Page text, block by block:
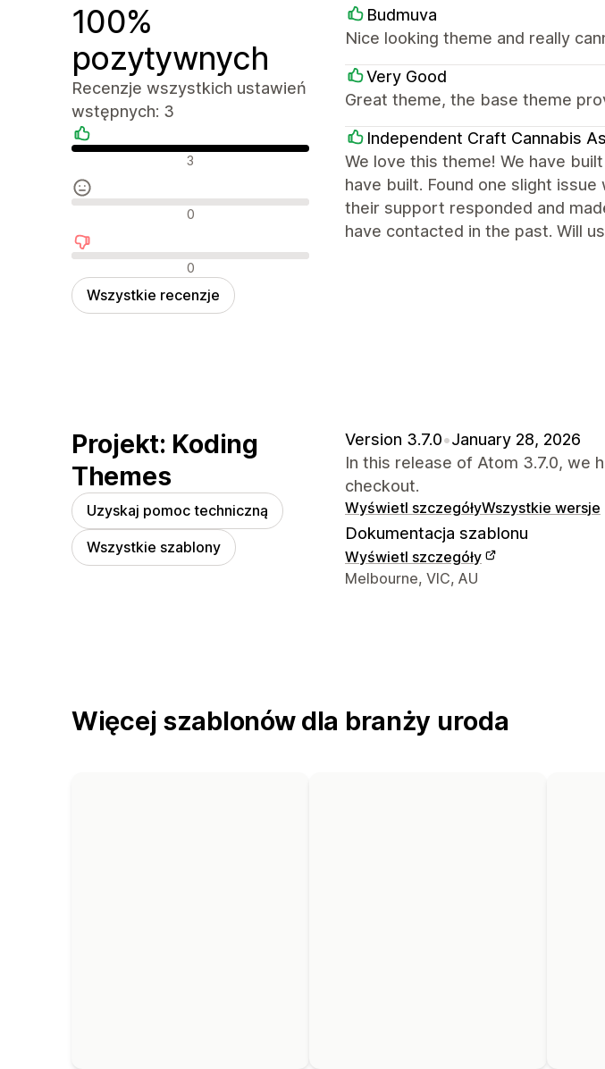
100%
pozytywnych
Recenzje wszystkich ustawień
wstępnych: 3
Pozytywne recenzje
3
Neutralne recenzje
0
Negatywne recenzje
0
Wszystkie recenzje
Budmuva
Nice looking theme and really
Very Good
Great theme, the base theme
Independent Craft Cannabis
We love this theme! We have
have built. Found one slight
their support responded and
have contacted in the past. Will
Projekt: Koding
Themes
Uzyskaj pomoc techniczną
Wszystkie szablony
Version 3.7.0•January 28, 2026
In this release of Atom 3.7.0, we
checkout.
Wyświetl szczegółyWszystkie wersje
Dokumentacja szablonu
Wyświetl szczegóły
Dane kontaktowe projektanta
Melbourne, VIC, AU
Więcej szablonów dla branży uroda